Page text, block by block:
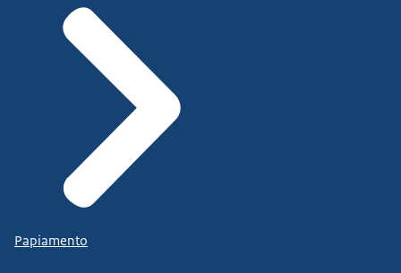
instellingen en geef nooit je inloggegevens aan
anderen.
• Deel je wachtwoord niet met anderen en
gebruik voor iedere website een ander
wachtwoord.
• Gebruik een wachtwoordmanager om je
wachtwoorden op te slaan en bij voorkeur een die
sterke wachtwoorden kan aanmaken.
• Zorg ervoor dat je je gegevens goed beschermt.
in. Bijvoorbeeld inloggen in twee stappen om je
Papiamento